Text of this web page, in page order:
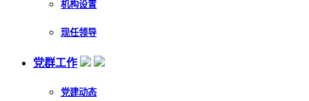
机构设置
现任领导
党群工作
党建动态